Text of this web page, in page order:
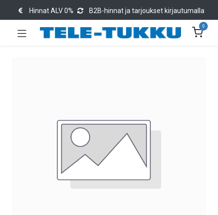
Hinnat ALV 0% B2B-hinnat ja tarjoukset kirjautumalla
0